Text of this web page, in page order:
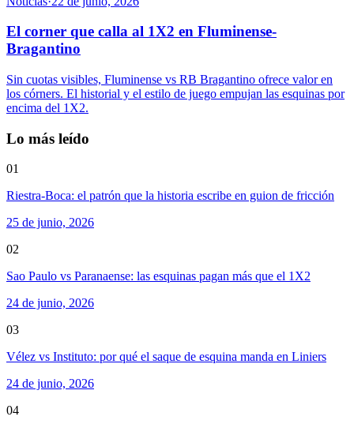
El corner que calla al 1X2 en Fluminense-
Bragantino
Sin cuotas visibles, Fluminense vs RB Bragantino ofrece valor en
los córners. El historial y el estilo de juego empujan las esquinas por
encima del 1X2.
Lo más leído
01
Riestra-Boca: el patrón que la historia escribe en guion de fricción
25 de junio, 2026
02
Sao Paulo vs Paranaense: las esquinas pagan más que el 1X2
24 de junio, 2026
03
Vélez vs Instituto: por qué el saque de esquina manda en Liniers
24 de junio, 2026
04